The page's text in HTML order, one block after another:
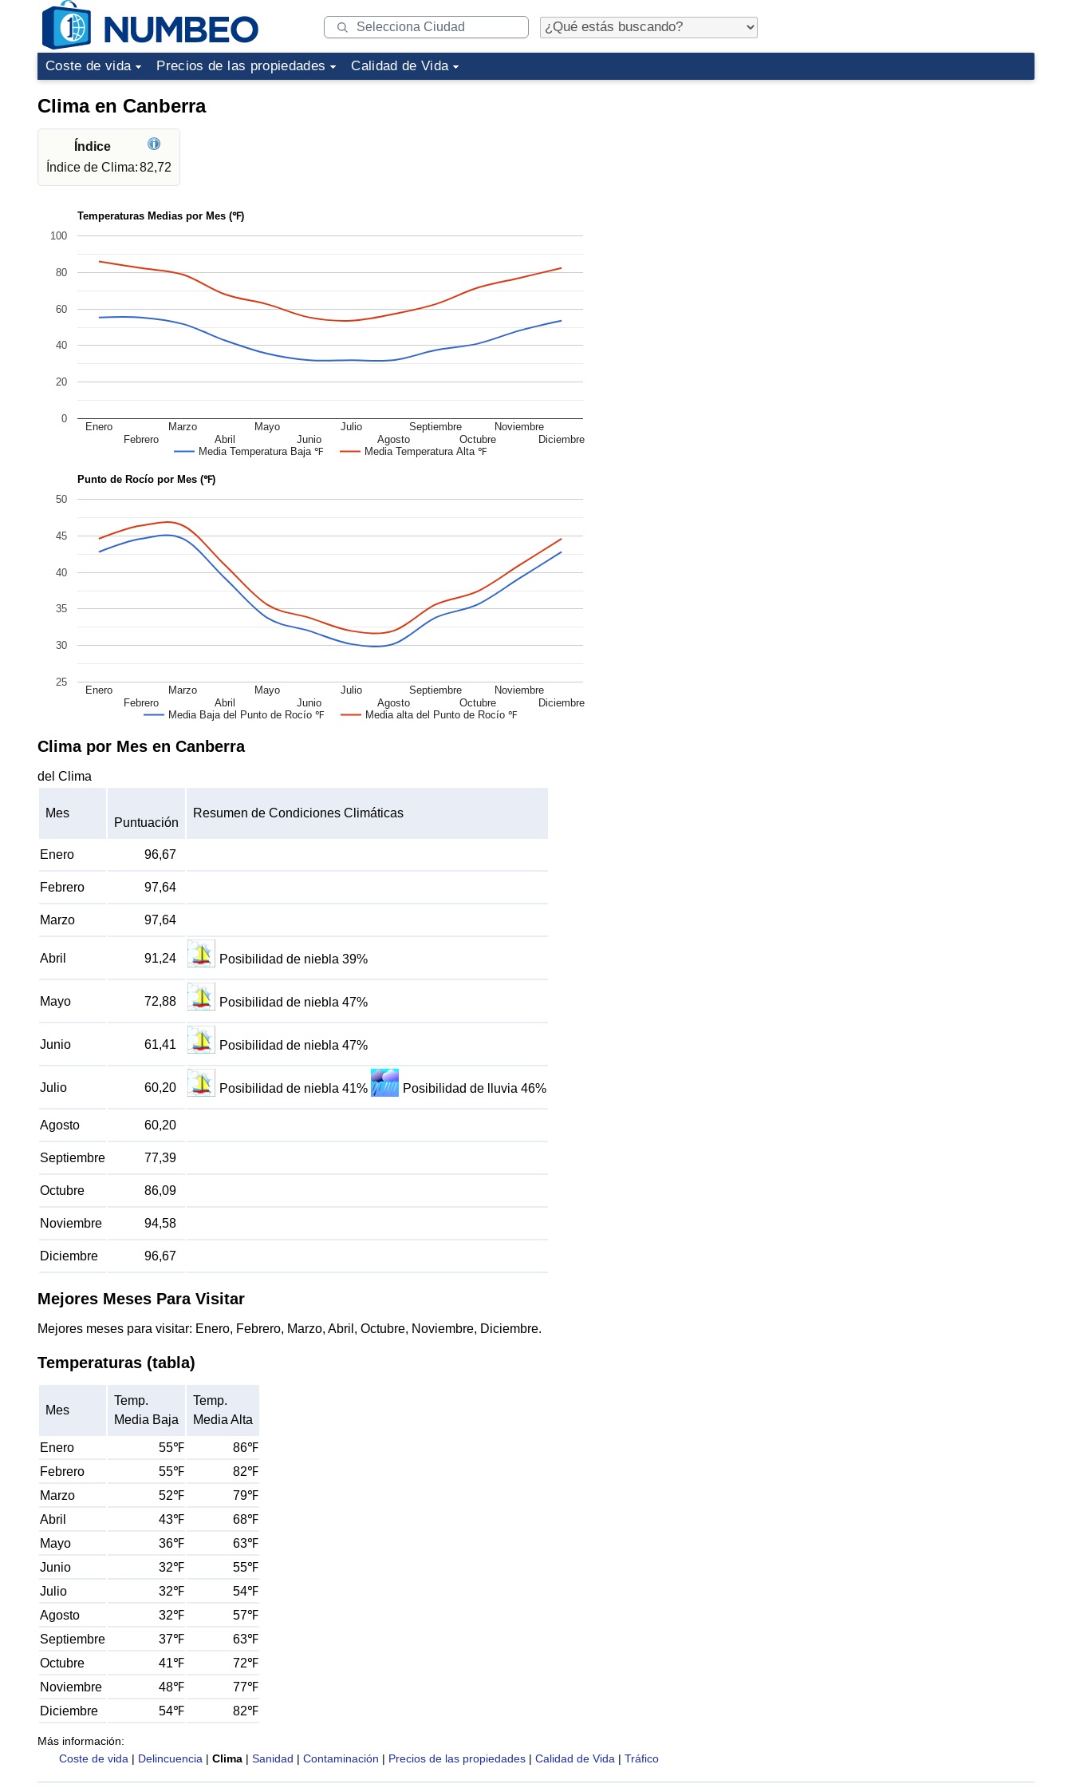
Coste de vida Precios de las propiedades Calidad de Vida
Clima en Canberra
Índice
Índice de Clima:82,72
Temperaturas Medias por Mes (℉)
Media Temperatura Baja ℉ Media Temperatura Alta ℉
Enero
Febrero
Marzo
Abril
Mayo
Junio
Julio
Agosto
Septiembre
Octubre
Noviembre
Diciembre
0
20
40
60
80
100
Punto de Rocío por Mes (℉)
Media Baja del Punto de Rocío ℉ Media alta del Punto de Rocío ℉
Enero
Febrero
Marzo
Abril
Mayo
Junio
Julio
Agosto
Septiembre
Octubre
Noviembre
Diciembre
25
30
35
40
45
50
Clima por Mes en Canberra
del Clima
Mes
Puntuación
Resumen de Condiciones Climáticas
Enero 96,67
Febrero 97,64
Marzo 97,64
Abril 91,24 Posibilidad de niebla 39%
Mayo 72,88 Posibilidad de niebla 47%
Junio 61,41 Posibilidad de niebla 47%
Julio 60,20 Posibilidad de niebla 41% Posibilidad de lluvia 46%
Agosto 60,20
Septiembre 77,39
Octubre 86,09
Noviembre 94,58
Diciembre 96,67
Mejores Meses Para Visitar
Mejores meses para visitar: Enero, Febrero, Marzo, Abril, Octubre, Noviembre, Diciembre.
Temperaturas (tabla)
Mes
Temp.
Media Baja
Temp.
Media Alta
Enero 55℉
86℉
Febrero
55℉
82℉
Marzo
52℉
79℉
Abril
43℉
68℉
Mayo
36℉
63℉
Junio
32℉
55℉
Julio
32℉
54℉
Agosto
32℉
57℉
Septiembre
37℉
63℉
Octubre
41℉
72℉
Noviembre
48℉
77℉
Diciembre
54℉ 82℉
Más información:
Coste de vida | Delincuencia | Clima | Sanidad | Contaminación | Precios de las propiedades | Calidad de Vida | Tráfico